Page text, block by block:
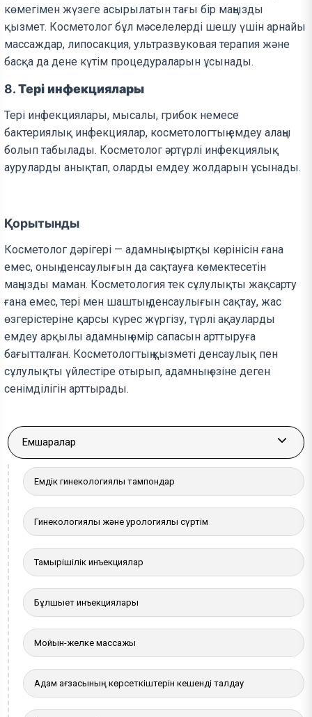
көмегімен жүзеге асырылатын тағы бір маңызды
қызмет. Косметолог бұл мәселелерді шешу үшін арнайы
массаждар, липосакция, ультразвуковая терапия және
басқа да дене күтім процедураларын ұсынады.
8.Тері инфекциялары
Тері инфекциялары, мысалы, грибок немесе
бактериялық инфекциялар, косметологтың емдеу алаңы
болып табылады. Косметолог әртүрлі инфекциялық
ауруларды анықтап, оларды емдеу жолдарын ұсынады.
Қорытынды
Косметолог дәрігері — адамның сыртқы көрінісін ғана
емес, оның денсаулығын да сақтауға көмектесетін
маңызды маман. Косметология тек сұлулықты жақсарту
ғана емес, тері мен шаштың денсаулығын сақтау, жас
өзгерістеріне қарсы күрес жүргізу, түрлі ақауларды
емдеу арқылы адамның өмір сапасын арттыруға
бағытталған. Косметологтың қызметі денсаулық пен
сұлулықты үйлестіре отырып, адамның өзіне деген
сенімділігін арттырады.
Емшаралар More
Емдік гинекологиялық тампондар
Гинекологиялық және урологиялық сүртім
Тамырішілік инъекциялар
Бұлшықет инъекциялары
Мойын-желке массажы
Адам ағзасының көрсеткіштерін кешенді талдау